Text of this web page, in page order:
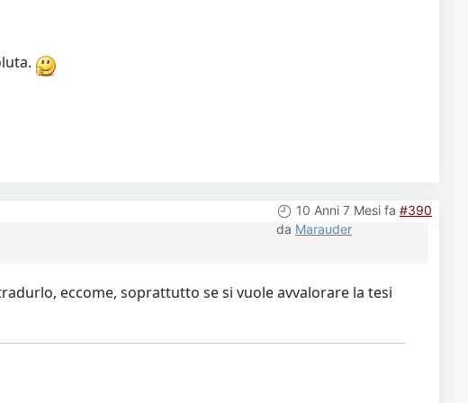
10 Anni 7 Mesi fa #390
da Marauder
eccome, soprattutto se si vuole avvalorare la tesi